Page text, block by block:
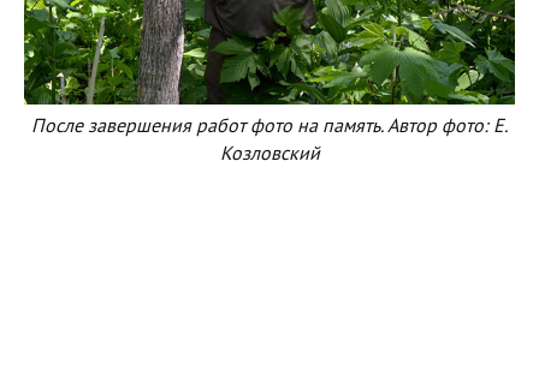
После завершения работ фото на память. Автор фото: Е.
Козловский